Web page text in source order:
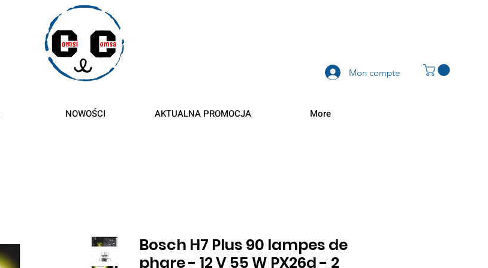
Mon compte
NOWOŚCI AKTUALNA PROMOCJA More
Bosch H7 Plus 90 lampes de
phare - 12 V 55 W PX26d - 2